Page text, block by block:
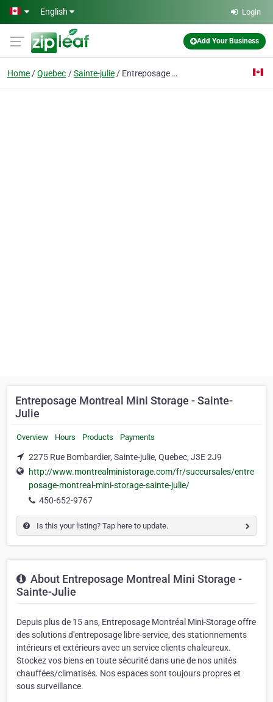
Skip to main content
English Login
Add Your Business
Home Quebec Sainte-julie Entreposage Montreal Mini Storage - Sainte-Julie
Entreposage Montreal Mini Storage - Sainte-
Julie
Overview Hours Products Payments
2275 Rue Bombardier, Sainte-julie, Quebec, J3E 2J9
http://www.montrealministorage.com/fr/succursales/entre
posage-montreal-mini-storage-sainte-julie/
450-652-9767
Is this your listing? Tap here to update.
About Entreposage Montreal Mini Storage -
Sainte-Julie
Depuis plus de 15 ans, Entreposage Montréal Mini-Storage offre
des solutions d'entreposage libre-service, des stationnements
intérieurs et extérieurs avec un service clients chaleureux.
Stockez vos biens en toute sécurité dans une de nos unités
chauffées/climatisés. Nos espaces sont toujours propres et
sous surveillance.